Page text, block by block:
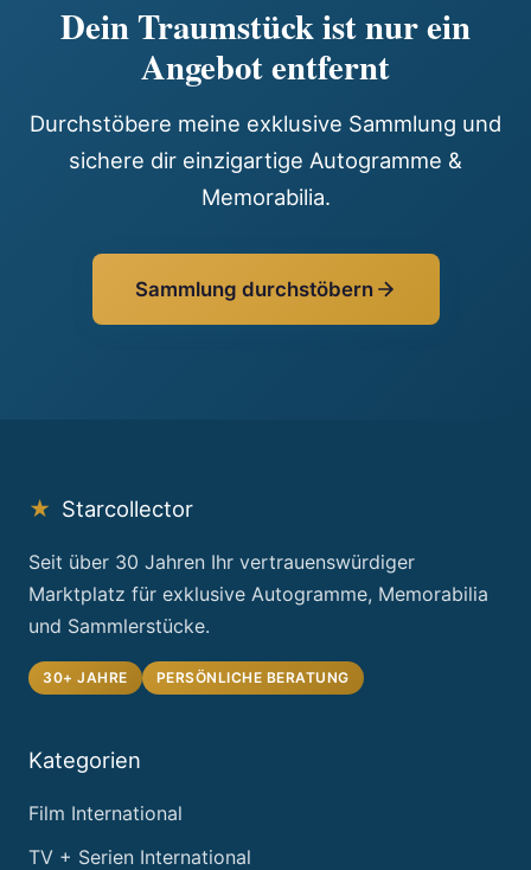
Dein Traumstück ist nur ein
Angebot entfernt
Durchstöbere meine exklusive Sammlung und
sichere dir einzigartige Autogramme &
Memorabilia.
Sammlung durchstöbern
★ Starcollector
Seit über 30 Jahren Ihr vertrauenswürdiger
Marktplatz für exklusive Autogramme, Memorabilia
und Sammlerstücke.
30+ JAHRE PERSÖNLICHE BERATUNG
Kategorien
Film International
TV + Serien International